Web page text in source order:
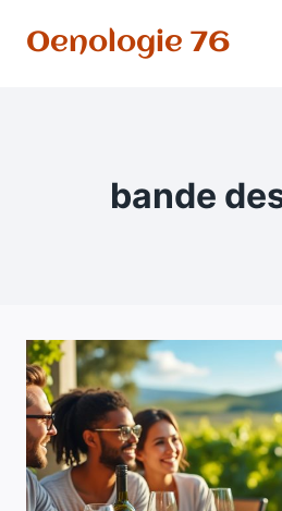
Oenologie 76
bande